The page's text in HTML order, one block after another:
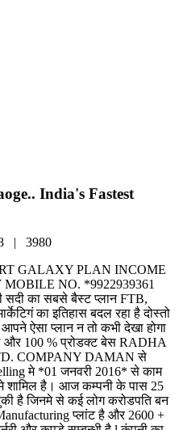
India's Fastest
| 3980
GALAXY PLAN INCOME
NO. *9922939361
सदी का सबसे बैस्ट प्लान FTB,
का इतिहास बदल रहा है दोस्तो
ऐसा प्लान न तो कभी देखा होगा
और 100 % प्रोडक्ट बेस RADHA
COMPANY DAMAN से
मे *01 जनवरी 2016* से काम
शामिल है। आज कम्पनी के पास 25
है जिनमे से कई लोग करोडपति बन
प्लांट है और 2600 +